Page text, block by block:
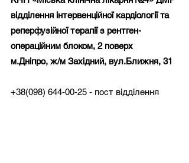
відділення інтервенційної кардіології та
реперфузійної терапії з рентген-
операційним блоком, 2 поверх
м.Дніпро, ж/м Західний, вул.Ближня, 31
+38(098) 644-00-25 - пост відділення